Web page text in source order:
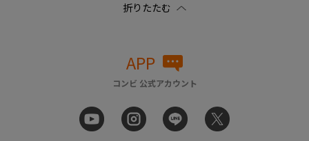
APP
コンビ 公式アカウント